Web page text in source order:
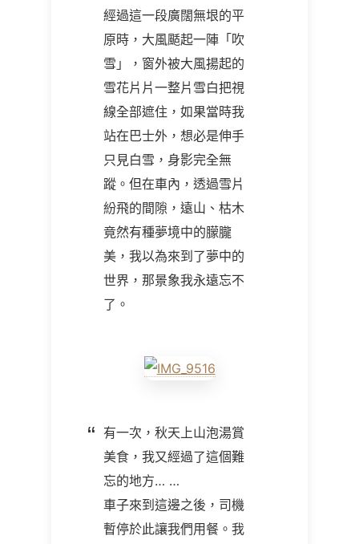
經過這一段廣闊無垠的平
原時，大風颳起一陣「吹
雪」，窗外被大風揚起的
雪花片片一整片雪白把視
線全部遮住，如果當時我
站在巴士外，想必是伸手
只見白雪，身影完全無
蹤。但在車內，透過雪片
紛飛的間隙，遠山、枯木
竟然有種夢境中的朦朧
美，我以為來到了夢中的
世界，那景象我永遠忘不
了。
有一次，秋天上山泡湯賞
美食，我又經過了這個難
忘的地方… …
車子來到這邊之後，司機
暫停於此讓我們用餐。我